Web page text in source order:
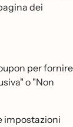
dei
per fornire
o "Non
impostazioni